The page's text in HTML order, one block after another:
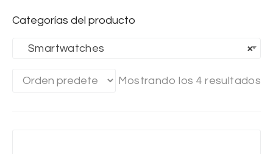
Categorías del producto
×
Smartwatches
Mostrando los 4 resultados